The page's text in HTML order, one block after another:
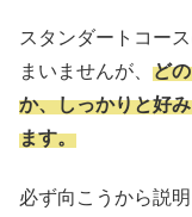
スタンダートコー
まいませんが、 ど
か、しっかりと好
ます。
必ず向こうから説